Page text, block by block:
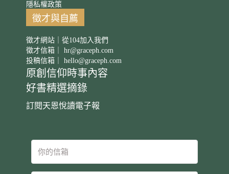
隱私權政策
徵才與自薦
徵才網站｜從104加入我們
徵才信箱｜ hr@graceph.com
投稿信箱｜ hello@graceph.com
原創信仰時事內容
好書精選摘錄
訂閱天恩悅讀電子報